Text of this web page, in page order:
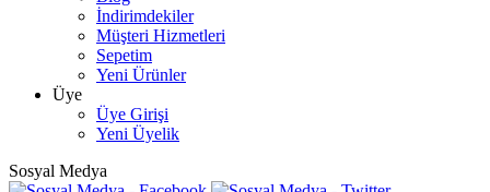
İndirimdekiler
Müşteri Hizmetleri
Sepetim
Yeni Ürünler
Üye
Üye Girişi
Yeni Üyelik
Sosyal Medya